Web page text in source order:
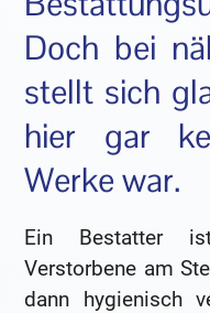
Doch bei
stellt sich
hier gar
Werke war.
Ein Bestatter
Verstorbene am
dann hygienisch